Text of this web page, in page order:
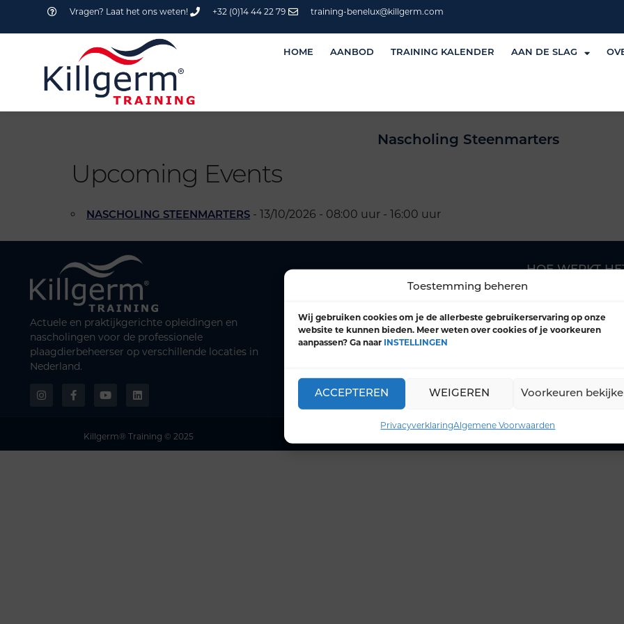
Toestemming beheren
Wij gebruiken cookies om je de allerbeste gebruikerservaring op onze
website te kunnen bieden. Meer weten over cookies of je voorkeuren
aanpassen? Ga naar INSTELLINGEN
ACCEPTEREN WEIGEREN Voorkeuren
PrivacyverklaringAlgemene Voorwaarden
Vragen? Laat het ons weten! +32 (0)14 44 22 79 training-benelux@killgerm.com
HOME AANBOD TRAINING KALENDER AAN DE SLAG
Nascholing Steenmarters
Upcoming Events
NASCHOLING STEENMARTERS - 13/10/2026 - 08:00 uur - 16:00 uur
Actuele en praktijkgerichte opleidingen en
nascholingen voor de professionele
plaagdierbeheerser op verschillende locaties in
Nederland.
HOE WERKT
Aan de slag
Aanbod
Training Kalender
Killgerm® Training © 2025 Contact